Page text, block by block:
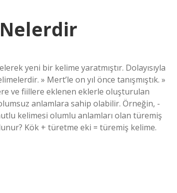
yeni bir kelime yaratmıştır. Dolayısıyla
» Mert’le on yıl önce tanışmıştık. »
ve fiillere eklenen eklerle oluşturulan
anlamlara sahip olabilir. Örneğin, -
kelimesi olumlu anlamları olan türemiş
Kök + türetme eki = türemiş kelime.